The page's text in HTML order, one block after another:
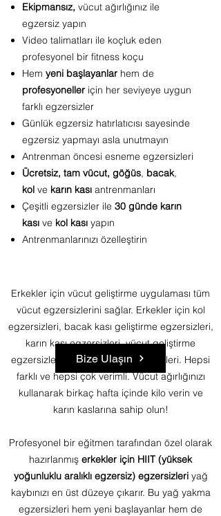
Ekipmansız, vücut ağırlığınız ile
egzersiz yapın
Video talimatları ile koçluk eden
profesyonel bir fitness koçu
Hem yeni başlayanlar hem de
profesyoneller için her seviyeye uygun
farklı egzersizler
Günlük egzersiz hatırlatıcısı sayesinde
egzersiz yapmayı asla unutmayın
Antrenman öncesi esneme egzersizleri
Ücretsiz, tam vücut, göğüs, bacak,
kol ve karın kası antrenmanları
Çeşitli egzersizler ile 30 günde karın
kası ve kol kası yapın
Antrenmanlarınızı özelleştirin
Erkekler için vücut geliştirme uygulaması tüm
vücut egzersizlerini sağlar. Erkekler için kol
egzersizleri, bacak kası geliştirme egzersizleri,
karın kası egzersizleri, vücut geliştirme
egzersizleri ve kas yapma egzersizleri. Hepsi
farklı ve hepsi çok verimli. Vücut ağırlığınızı
kullanarak birkaç hafta içinde kilo verin ve
karın kaslarına sahip olun!
Profesyonel bir eğitmen tarafından özel olarak
hazırlanmış erkekler için HIIT (yüksek
yoğunluklu aralıklı egzersiz) egzersizleri yağ
kaybınızı en üst düzeye çıkarır. Bu yağ yakma
egzersizleri hem yeni başlayanlar hem de
Bize Ulaşın